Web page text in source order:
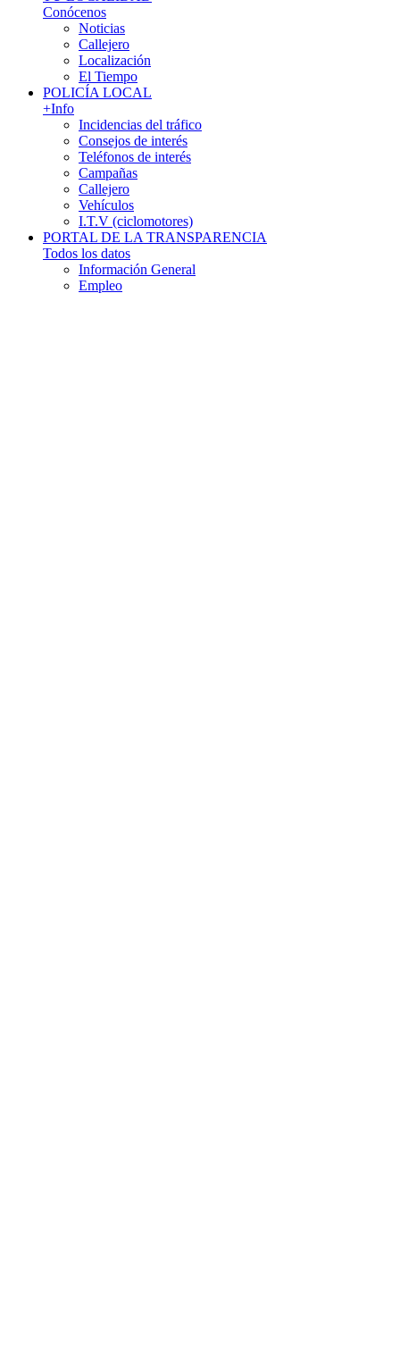
Conócenos
Noticias
Callejero
Localización
El Tiempo
POLICÍA LOCAL
+Info
Incidencias del tráfico
Consejos de interés
Teléfonos de interés
Campañas
Callejero
Vehículos
I.T.V (ciclomotores)
PORTAL DE LA TRANSPARENCIA
Todos los datos
Información General
Empleo